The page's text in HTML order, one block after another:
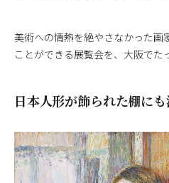
美術への情熱を絶やさなかった画
ことができる展覧会を、大阪でた
日本人形が飾られた棚にも